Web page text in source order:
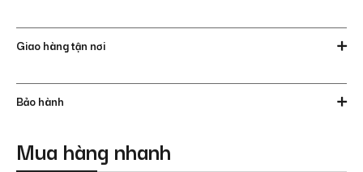
Giao hàng tận nơi
Bảo hành
Mua hàng nhanh